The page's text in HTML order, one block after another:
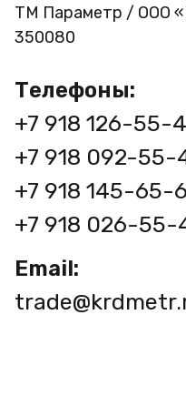
ТМ Параметр / ООО
350080
Телефоны:
+7 918 126-55-
+7 918 092-55-
+7 918 145-65-
+7 918 026-55-
Email: